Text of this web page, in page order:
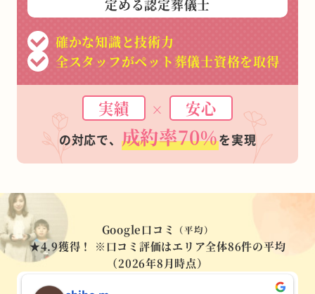
定める認定葬儀士
確かな知識と技術力
全スタッフがペット葬儀士資格を取得
実績 × 安心
の対応で、 成約率70%を実現
Google口コミ （平均）
★4.9獲得！
※口コミ評価はエリア全体86件の平均
（2026年8月時点）